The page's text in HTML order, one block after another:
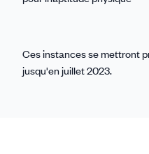
Ces instances se mettront
jusqu'en juillet 2023.